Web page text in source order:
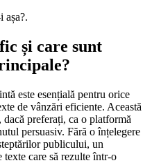
așa?.
și care sunt
este esențială pentru orice
de vânzări eficiente. Această
dacă preferați, ca o platformă
persuasiv. Fără o înțelegere
publicului, un
texte care să rezulte într-o